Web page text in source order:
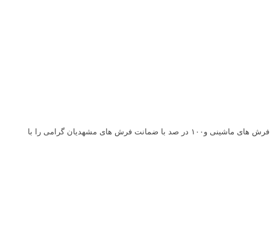
که سالهاست عنوان بهرین قالیشویی مشهد را یدک میکشد با مدیریت آقای محمودی متخصص شستشوی انواع قالی های صادراتی و فرش های ماشینی و۱۰۰ در صد با ضمانت فرش های مشهدیان گرامی را با